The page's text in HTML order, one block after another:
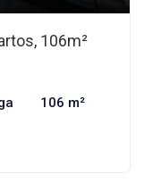
106m²
106 m²